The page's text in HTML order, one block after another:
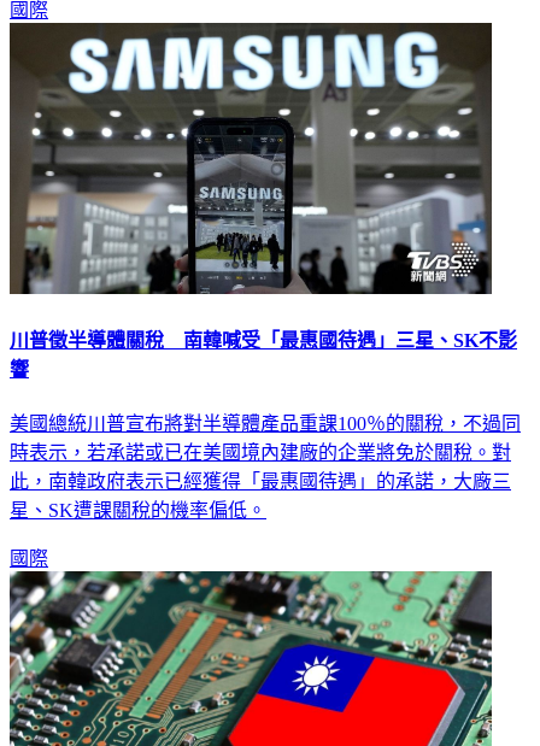
國際
川普徵半導體關稅 南韓喊受「最惠國待遇」三星、SK不影
響
美國總統川普宣布將對半導體產品重課100％的關稅，不過同
時表示，若承諾或已在美國境內建廠的企業將免於關稅。對
此，南韓政府表示已經獲得「最惠國待遇」的承諾，大廠三
星、SK遭課關稅的機率偏低。
國際